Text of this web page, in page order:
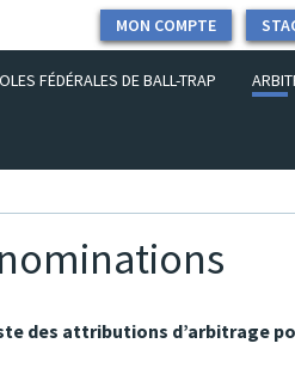
MON COMPTE
FÉDÉRALES DE BALL-TRAP
des attributions d’arbitrage